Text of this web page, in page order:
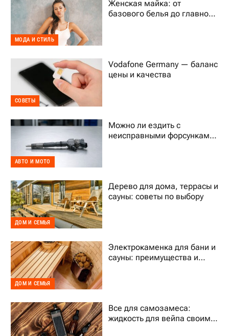
МОДА И СТИЛЬ
Женская майка: от
базового белья до главного
СОВЕТЫ
Vodafone Germany — баланс
цены и качества
АВТО И МОТО
Можно ли ездить с
неисправными форсунками
ДОМ И СЕМЬЯ
Дерево для дома, террасы и
сауны: советы по выбору
ДОМ И СЕМЬЯ
Электрокаменка для бани и
сауны: преимущества и
Все для самозамеса:
жидкость для вейпа своими